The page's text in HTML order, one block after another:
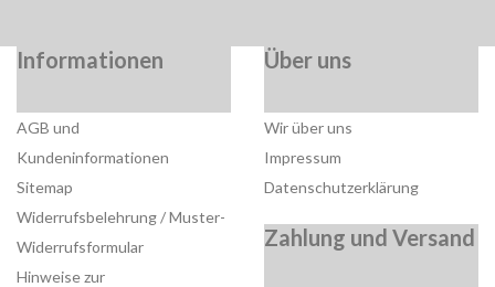
Informationen
AGB und
Kundeninformationen
Sitemap
Widerrufsbelehrung / Muster-
Widerrufsformular
Hinweise zur
Über uns
Wir über uns
Impressum
Datenschutzerklärung
Zahlung und Versand